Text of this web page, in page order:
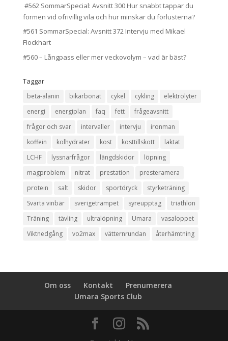
#562 SommarSpecial: Avsnitt 300 Hur snabbt tappar du
formen vid ofrivillig vila och hur minskar du förlusterna?
#561 SommarSpecial: Avsnitt 372 Intervju med Mikael
Flockhart
#560 – Långpass eller mer veckovolym – vad är bäst?
Taggar
beta-alanin bikarbonat cykel cykling
elektrolyter
energi
energiplan faq fett
frågeavsnitt
frågor och svar
intervaller intervju
ironman
koffein
kolhydrater kost kosttillskott
laktat
LCHF
lyssnarfrågor längdskidor
löpning
magproblem
nitrat prestation
presteramera
protein
salt skidor sportdryck
styrketräning
Svarta vinbär
sverigetrampet syreupptag
triathlon
Träning
tävling ultralöpning Umara
vasaloppet
Viktnedgång
vo2max vätternrundan återhämtning
Om oss Kontakt
Prenumerera
Umara Sports Club